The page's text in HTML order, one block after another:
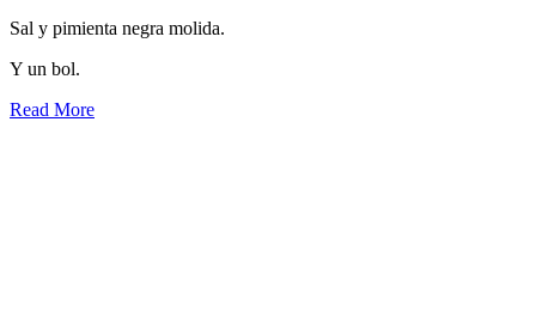
Sal y pimienta negra molida.
Y un bol.
Read More